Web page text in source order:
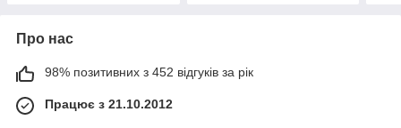
Про нас
98% позитивних з 452 відгуків за рік
Працює з 21.10.2012